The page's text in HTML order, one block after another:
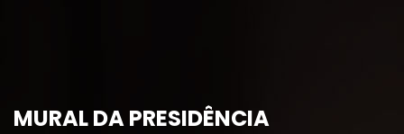
MURAL DA PRESIDÊNCIA